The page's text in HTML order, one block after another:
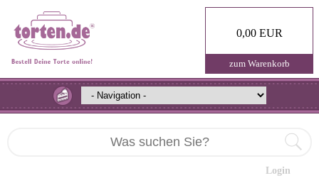
0,00 EUR
zum Warenkorb
Login